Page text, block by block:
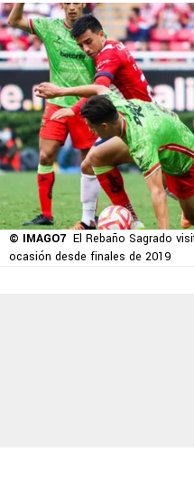
© IMAGO7 El Rebaño Sagrado
ocasión desde finales de 2019